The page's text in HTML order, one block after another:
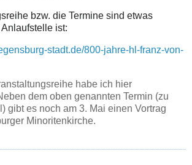
bzw. die Termine sind etwas
ist:
stadt.de/800-jahre-hl-franz-von-
habe ich hier
dem oben genannten Termin (zu
gibt es noch am 3. Mai einen Vortrag
Minoritenkirche.